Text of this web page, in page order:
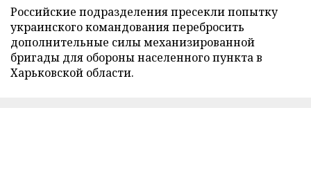
Российские подразделения пресекли попытку
украинского командования перебросить
дополнительные силы механизированной
бригады для обороны населенного пункта в
Харьковской области.